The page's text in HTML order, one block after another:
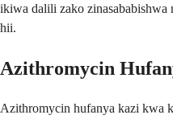
ikiwa dalili zako zinasababishwa
hii.
Azithromycin
Azithromycin hufanya kazi kwa